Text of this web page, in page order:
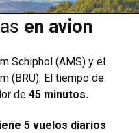
en avion
Schiphol (AMS) y el
(BRU). El tiempo de
de 45 minutos.
5 vuelos diarios